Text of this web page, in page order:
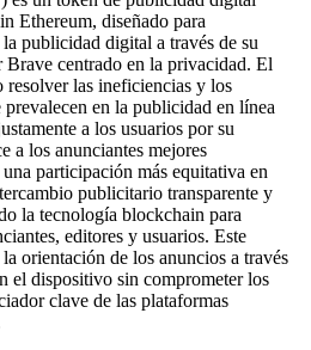
Ethereum, diseñado para
publicidad digital a través de su
centrado en la privacidad. El
las ineficiencias y los
en la publicidad en línea
a los usuarios por su
a los anunciantes mejores
participación más equitativa en
publicitario transparente y
la tecnología blockchain para
editores y usuarios. Este
orientación de los anuncios a través
el dispositivo sin comprometer los
clave de las plataformas